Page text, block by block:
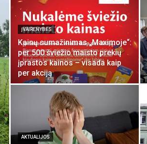
ĮVAIRENYBĖS
Kainų sumažinimas „Maximoje“:
per 500 šviežio maisto prekių
įprastos kainos – visada kaip
per akciją
AKTUALIJOS